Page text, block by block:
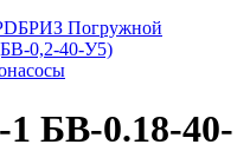
БРИЗ Погружной
0,2-40-У5)
1 БВ-0.18-40-